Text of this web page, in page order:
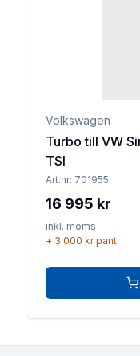
Volkswagen
Turbo till VW
TSI
Art.nr: 701955
16 995 kr
inkl. moms
+ 3 000 krpant